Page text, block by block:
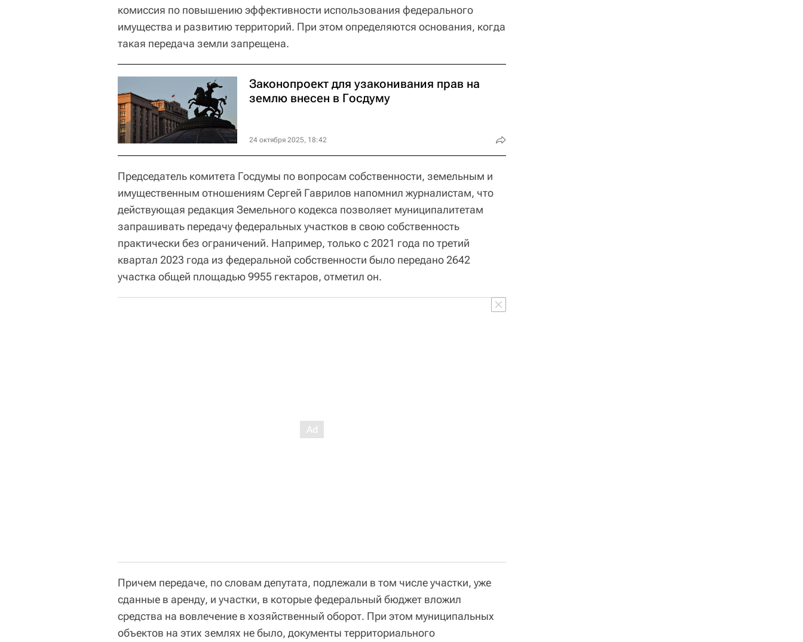
комиссия по повышению эффективности использования федерального
имущества и развитию территорий. При этом определяются основания, когда
такая передача земли запрещена.
Законопроект для узаконивания прав на
землю внесен в Госдуму
24 октября 2025, 18:42
Председатель комитета Госдумы по вопросам собственности, земельным и
имущественным отношениям Сергей Гаврилов напомнил журналистам, что
действующая редакция Земельного кодекса позволяет муниципалитетам
запрашивать передачу федеральных участков в свою собственность
практически без ограничений. Например, только с 2021 года по третий
квартал 2023 года из федеральной собственности было передано 2642
участка общей площадью 9955 гектаров, отметил он.
Причем передаче, по словам депутата, подлежали в том числе участки, уже
сданные в аренду, и участки, в которые федеральный бюджет вложил
средства на вовлечение в хозяйственный оборот. При этом муниципальных
объектов на этих землях не было, документы территориального